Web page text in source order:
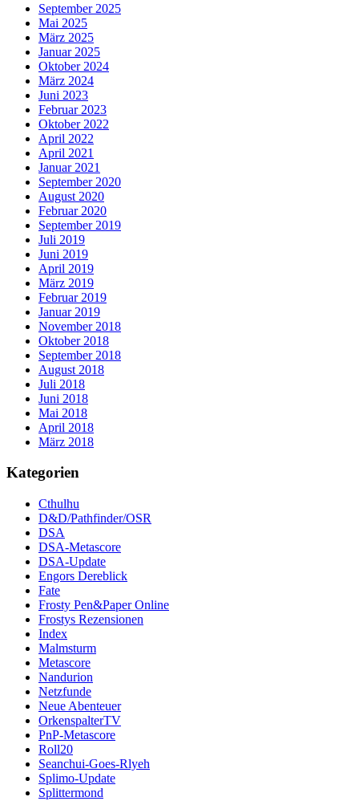
September 2025
Mai 2025
März 2025
Januar 2025
Oktober 2024
März 2024
Juni 2023
Februar 2023
Oktober 2022
April 2022
April 2021
Januar 2021
September 2020
August 2020
Februar 2020
September 2019
Juli 2019
Juni 2019
April 2019
März 2019
Februar 2019
Januar 2019
November 2018
Oktober 2018
September 2018
August 2018
Juli 2018
Juni 2018
Mai 2018
April 2018
März 2018
Kategorien
Cthulhu
D&D/Pathfinder/OSR
DSA
DSA-Metascore
DSA-Update
Engors Dereblick
Fate
Frosty Pen&Paper Online
Frostys Rezensionen
Index
Malmsturm
Metascore
Nandurion
Netzfunde
Neue Abenteuer
OrkenspalterTV
PnP-Metascore
Roll20
Seanchui-Goes-Rlyeh
Splimo-Update
Splittermond